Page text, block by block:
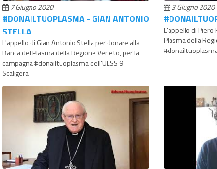
7 Giugno 2020
#DONAILTUOPLASMA - GIAN ANTONIO
STELLA
L'appello di Gian Antonio Stella per donare alla
Banca del Plasma della Regione Veneto, per la
campagna #donailtuoplasma dell'ULSS 9
Scaligera
3 Giugno 2020
L'appello di Piero
Plasma della